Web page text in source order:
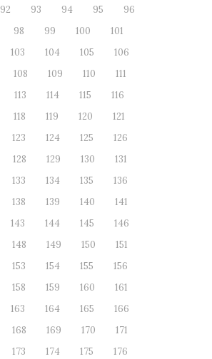
92 93 94 95
96
98 99 100
101
103 104 105
106
108 109 110
111
113 114 115
116
118 119 120
121
123 124 125
126
128 129 130
131
133 134 135
136
138 139 140
141
143 144 145
146
148 149 150
151
153 154 155
156
158 159 160
161
163 164 165
166
168 169 170
171
173 174 175
176